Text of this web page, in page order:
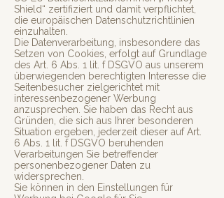
Shield“ zertifiziert und damit verpflichtet,
die europäischen Datenschutzrichtlinien
einzuhalten.
Die Datenverarbeitung, insbesondere das
Setzen von Cookies, erfolgt auf Grundlage
des Art. 6 Abs. 1 lit. f DSGVO aus unserem
überwiegenden berechtigten Interesse die
Seitenbesucher zielgerichtet mit
interessenbezogener Werbung
anzusprechen. Sie haben das Recht aus
Gründen, die sich aus Ihrer besonderen
Situation ergeben, jederzeit dieser auf Art.
6 Abs. 1 lit. f DSGVO beruhenden
Verarbeitungen Sie betreffender
personenbezogener Daten zu
widersprechen.
Sie können in den Einstellungen für